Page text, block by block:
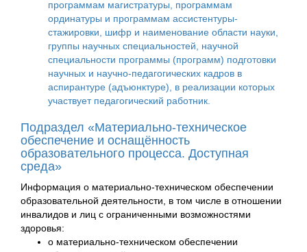
программам магистратуры, программам
ординатуры и программам ассистентуры-
стажировки, шифр и наименование области науки,
группы научных специальностей, научной
специальности программы (программ) подготовки
научных и научно-педагогических кадров в
аспирантуре (адъюнктуре), в реализации которых
участвует педагогический работник.
Подраздел «Материально-техническое
обеспечение и оснащённость
образовательного процесса. Доступная
среда»
Информация о материально-техническом обеспечении
образовательной деятельности, в том числе в отношении
инвалидов и лиц с ограниченными возможностями
здоровья:
о материально-техническом обеспечении